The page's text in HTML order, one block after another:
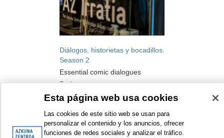
Diálogos, historietas y bocadillos.
Season 2
Essential comic dialogues
Podcast
2022
Esta página web usa cookies
Las cookies de este sitio web se usan para
personalizar el contenido y los anuncios, ofrecer
funciones de redes sociales y analizar el tráfico.